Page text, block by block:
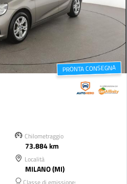
PRONTA CONSEGNA
Chilometraggio
73.884 km
Località
MILANO (MI)
Classe di emissione: